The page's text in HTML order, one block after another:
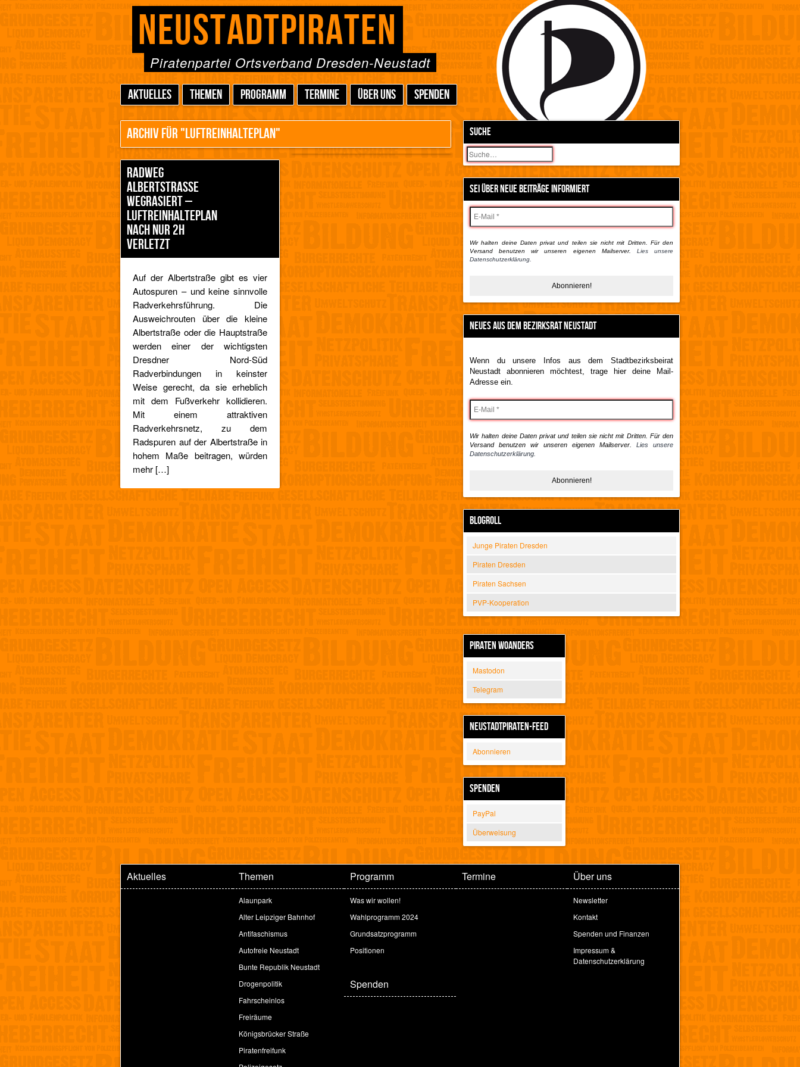
NEUSTADTPIRATEN
Piratenpartei Ortsverband Dresden-Neustadt
AKTUELLES THEMEN PROGRAMM TERMINE ÜBER UNS SPENDEN
SUCHE
Suchen
SEI ÜBER NEUE BEITRÄGE INFORMIERT
Wir halten deine Daten privat und teilen sie nicht mit Dritten. Für den
Versand benutzen wir unseren eigenen Mailserver. Lies unsere
Datenschutzerklärung.
NEUES AUS DEM BEZIRKSRAT NEUSTADT
Wenn du unsere Infos aus dem Stadtbezirksbeirat
Neustadt abonnieren möchtest, trage hier deine Mail-
Adresse ein.
Wir halten deine Daten privat und teilen sie nicht mit Dritten. Für den
Versand benutzen wir unseren eigenen Mailserver. Lies unsere
Datenschutzerklärung.
BLOGROLL
Junge Piraten Dresden
Piraten Dresden
Piraten Sachsen
PVP-Kooperation
PIRATEN WOANDERS
Mastodon
Telegram
NEUSTADTPIRATEN-FEED
Abonnieren
SPENDEN
PayPal
Überweisung
ARCHIV FÜR "LUFTREINHALTEPLAN"
RADWEG
ALBERTSTRASSE W
EGRASIERT – L
UFTREINHALTEPLAN N
ACH NUR 2H V
ERLETZT
Auf der Albertstraße gibt es vier
Autospuren – und keine sinnvolle
Radverkehrsführung. Die
Ausweichrouten über die kleine
Albertstraße oder die Hauptstraße
werden einer der wichtigsten
Dresdner Nord-Süd
Radverbindungen in keinster
Weise gerecht, da sie erheblich
mit dem Fußverkehr kollidieren.
Mit einem attraktiven
Radverkehrsnetz, zu dem
Radspuren auf der Albertstraße in
hohem Maße beitragen, würden
mehr […]
Aktuelles Themen
Alaunpark
Alter Leipziger Bahnhof
Antifaschismus
Autofreie Neustadt
Bunte Republik Neustadt
Drogenpolitik
Fahrscheinlos
Freiräume
Königsbrücker Straße
Piratenfreifunk
Programm
Was wir wollen!
Wahlprogramm 2024
Grundsatzprogramm
Positionen
Termine Über uns
Newsletter
Kontakt
Spenden und Finanzen
Impressum &
Datenschutzerklärung
Spenden